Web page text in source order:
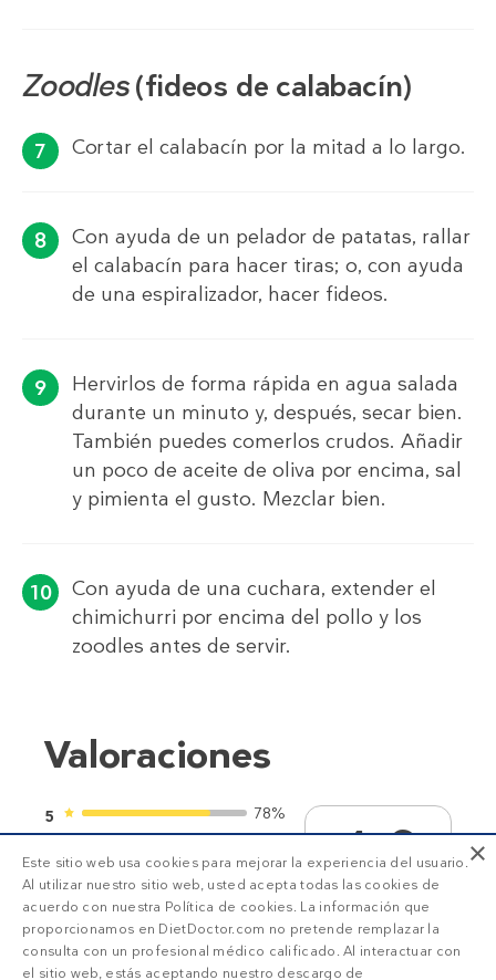
Zoodles(fideos de calabacín)
Cortar el calabacín por la mitad a lo largo.
Con ayuda de un pelador de patatas, rallar
el calabacín para hacer tiras; o, con ayuda
de una espiralizador, hacer fideos.
Hervirlos de forma rápida en agua salada
durante un minuto y, después, secar bien.
También puedes comerlos crudos. Añadir
un poco de aceite de oliva por encima, sal
y pimienta el gusto. Mezclar bien.
Con ayuda de una cuchara, extender el
chimichurri por encima del pollo y los
zoodles antes de servir.
Valoraciones
5
78%
3
0%
1
0%
4.8
9valoraciones
×
Este sitio web usa cookies para mejorar la experiencia del usuario.
Al utilizar nuestro sitio web, usted acepta todas las cookies de
acuerdo con nuestra Política de cookies. La información que
proporcionamos en DietDoctor.com no pretende remplazar la
consulta con un profesional médico calificado. Al interactuar con
el sitio web, estás aceptando nuestro descargo de